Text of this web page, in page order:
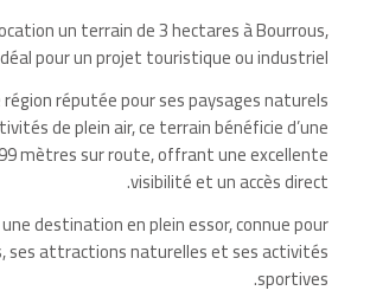
un terrain de 3 hectares à Bourrous,
pour un projet touristique ou industriel.
réputée pour ses paysages naturels
de plein air, ce terrain bénéficie d’une
mètres sur route, offrant une excellente
visibilité et un accès direct.
destination en plein essor, connue pour
ses attractions naturelles et ses activités
sportives.